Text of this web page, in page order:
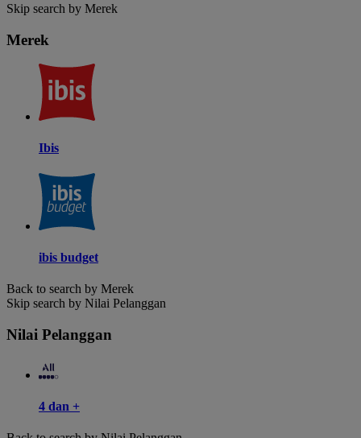
Skip search by Merek
Merek
Ibis
ibis budget
Back to search by Merek
Skip search by Nilai Pelanggan
Nilai Pelanggan
4 dan +